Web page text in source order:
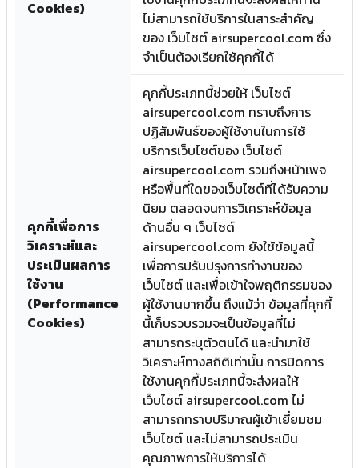
Cookies)
ไม่สามารถใช้บริการในสาระสำคัญ
ของ เว็บไซต์ airsupercool.com ซึ่ง
จำเป็นต้องเรียกใช้คุกกี้ได้
คุกกี้เพื่อการ
วิเคราะห์และ
ประเมินผลการ
ใช้งาน
(Performance
Cookies)
คุกกี้ประเภทนี้ช่วยให้ เว็บไซต์
airsupercool.com ทราบถึงการ
ปฏิสัมพันธ์ของผู้ใช้งานในการใช้
บริการเว็บไซต์ของ เว็บไซต์
airsupercool.com รวมถึงหน้าเพจ
หรือพื้นที่ใดของเว็บไซต์ที่ได้รับความ
นิยม ตลอดจนการวิเคราะห์ข้อมูล
ด้านอื่น ๆ เว็บไซต์
airsupercool.com ยังใช้ข้อมูลนี้
เพื่อการปรับปรุงการทำงานของ
เว็บไซต์ และเพื่อเข้าใจพฤติกรรมของ
ผู้ใช้งานมากขึ้น ถึงแม้ว่า ข้อมูลที่คุกกี้
นี้เก็บรวบรวมจะเป็นข้อมูลที่ไม่
สามารถระบุตัวตนได้ และนำมาใช้
วิเคราะห์ทางสถิติเท่านั้น การปิดการ
ใช้งานคุกกี้ประเภทนี้จะส่งผลให้
เว็บไซต์ airsupercool.com ไม่
สามารถทราบปริมาณผู้เข้าเยี่ยมชม
เว็บไซต์ และไม่สามารถประเมิน
คุณภาพการให้บริการได้